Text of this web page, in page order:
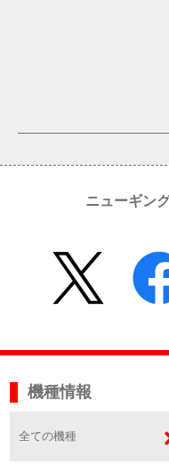
ニューギン
機種情報
全ての機種